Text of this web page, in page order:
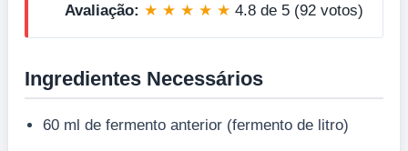
Avaliação: ★ ★ ★ ★ ★ 4.8 de 5 (92 votos)
Ingredientes Necessários
60 ml de fermento anterior (fermento de litro)